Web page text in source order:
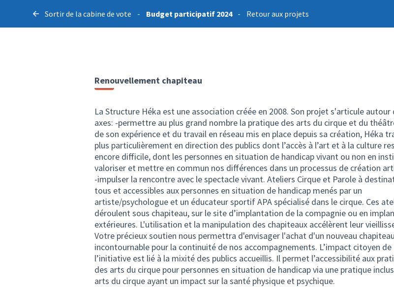
Sortir de la cabine de vote - Budget participatif 2024 - Retour aux projets
Renouvellement chapiteau
La Structure Héka est une association créée en 2008. Son projet s'articule autour
axes: -permettre au plus grand nombre la pratique des arts du cirque et du
de son expérience et du travail en réseau mis en place depuis sa création, Héka
plus particulièrement en direction des publics dont l’accès à l’art et à la culture
encore difficile, dont les personnes en situation de handicap vivant ou non en
valoriser et mettre en commun nos différences dans un processus de création
-impulser la rencontre avec le spectacle vivant. Ateliers Cirque et Parole à
tous et accessibles aux personnes en situation de handicap menés par un
artiste/psychologue et un éducateur sportif APA spécialisé dans le cirque. Ces
déroulent sous chapiteau, sur le site d’implantation de la compagnie ou en
extérieures. L'utilisation et la manipulation des chapiteaux accélèrent leur
Votre précieux soutien nous permettra d'envisager l'achat d'un nouveau
incontournable pour la continuité de nos accompagnements. L’impact citoyen de
l’initiative est lié à la mixité des publics accueillis. Il permet l’accessibilité aux
des arts du cirque pour personnes en situation de handicap via une pratique
arts du cirque ayant un impact sur la santé physique et psychique.